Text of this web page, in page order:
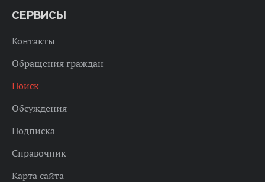
СЕРВИСЫ
Контакты
Обращения граждан
Поиск
Обсуждения
Подписка
Справочник
Карта сайта